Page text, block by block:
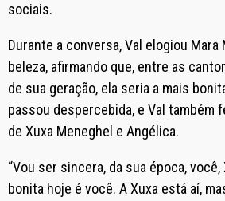
sociais.
Durante a conversa, Val elogiou Mara
beleza, afirmando que, entre as
de sua geração, ela seria a mais
passou despercebida, e Val
de Xuxa Meneghel e Angélica.
“Vou ser sincera, da sua época, você,
bonita hoje é você. A Xuxa está aí,